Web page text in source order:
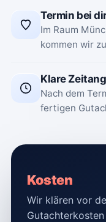
Termin bei
Im Raum
kommen wir
Klare
Nach dem
fertigen
Kosten
Wir klären vor